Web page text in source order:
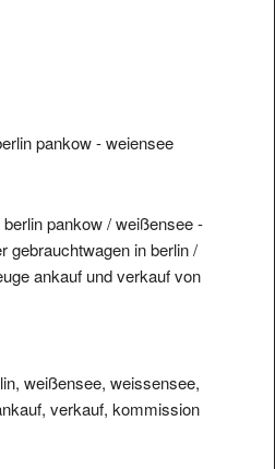
pankow - weiensee
pankow / weißensee -
gebrauchtwagen in berlin /
ankauf und verkauf von
weißensee, weissensee,
verkauf, kommission